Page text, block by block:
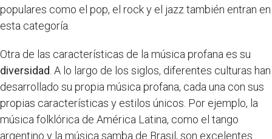
populares como el pop, el rock y el jazz también entran en
esta categoría.
Otra de las características de la música profana es su
diversidad . A lo largo de los siglos, diferentes culturas han
desarrollado su propia música profana, cada una con sus
propias características y estilos únicos. Por ejemplo, la
música folklórica de América Latina, como el tango
argentino y la música samba de Brasil, son excelentes